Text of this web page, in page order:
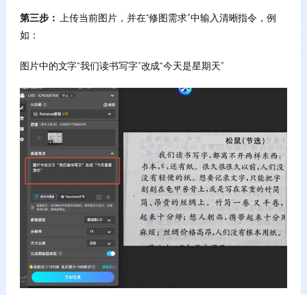
第三步： 上传当前图片，并在“修图需求”中输入清晰指令，例
如：
图片中的文字“我们读书写字”改成“今天是星期天”